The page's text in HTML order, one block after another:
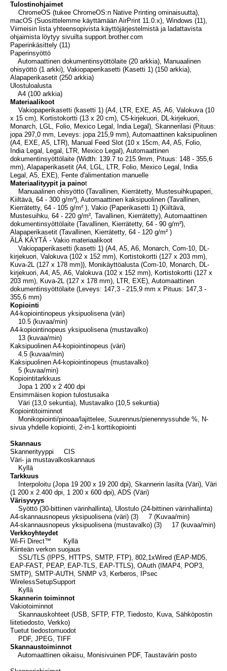
Tulostinohjaimet
ChromeOS (tukee ChromeOS:n Native Printing ominaisuutta),
macOS (Suosittelemme käyttämään AirPrint 11.0.x), Windows (11),
Viimeisin lista yhteensopivista käyttöjärjestelmistä ja ladattavista
ohjaimista löytyy sivuilta support.brother.com
Paperinkäsittely (11)
Paperinsyöttö
Automaattinen dokumentinsyöttölaite (20 arkkia), Manuaalinen
ohisyöttö (1 arkki), Vakiopaperikasetti (Kasetti 1) (150 arkkia),
Alapaperikasetit (250 arkkia)
Ulostuloalusta
A4 (100 arkkia)
Materiaalikoot
Vakiopaperikasetti (kasetti 1) (A4, LTR, EXE, A5, A6, Valokuva (10
x 15 cm), Kortistokortti (13 x 20 cm), C5-kirjekuori, DL-kirjekuori,
Monarch, LGL, Folio, Mexico Legal, India Legal), Skannerilasi (Pituus:
jopa 297,0 mm, Leveys: jopa 215,9 mm), Automaattinen kaksipuolinen
(A4, EXE, A5, LTR), Manual Feed Slot (10 x 15cm, A4, A5, Folio,
India Legal, Legal, LTR, Mexico Legal), Automaattinen
dokumentinsyöttölaite (Width: 139.7 to 215.9mm, Pituus: 148 - 355,6
mm), Alapaperikasetit (A4, LGL, LTR, Folio, Mexico Legal, India
Legal, A5, EXE), Fente d'alimentation manuelle
Materiaalityypit ja painot
Manuaalinen ohisyöttö (Tavallinen, Kierrätetty, Mustesuihkupaperi,
Kiiltävä, 64 - 300 g/m²), Automaattinen kaksipuolinen (Tavallinen,
Kierrätetty, 64 - 105 g/m² ), Vakio (Paperikasetti 1) (Kiiltävä,
Mustesuihku, 64 - 220 g/m², Tavallinen, Kierrätetty), Automaattinen
dokumentinsyöttölaite (Tavallinen, Kierrätetty, 64 - 90 g/m²),
Alapaperikasetit (Tavallinen, Kierrätetty, 64 - 120 g/m² )
ÄLÄ KÄYTÄ - Vakio materiaalikoot
Vakiopaperikasetti (kasetti 1) (A4, A5, A6, Monarch, Com-10, DL-
kirjekuori, Valokuva (102 x 152 mm), Kortistokortti (127 x 203 mm),
Kuva-2L (127 x 178 mm)), Monikäyttöalusta (Com-10, Monarch, DL-
kirjekuori, A4, A5, A6, Valokuva (102 x 152 mm), Kortistokortti (127 x
203 mm), Kuva-2L (127 x 178 mm), LTR, EXE), Automaattinen
dokumentinsyöttölaite (Leveys: 147,3 - 215,9 mm x Pituus: 147,3 -
355,6 mm)
Kopiointi
A4-kopiointinopeus yksipuolisena (väri)
10.5 (kuvaa/min)
A4-kopiointinopeus yksipuolisena (mustavalko)
13 (kuvaa/min)
Kaksipuolinen A4-kopiointinopeus (väri)
4.5 (kuvaa/min)
Kaksipuolinen A4-kopiointinopeus (mustavalko)
5 (kuvaa/min)
Kopiointitarkkuus
Jopa 1 200 x 2 400 dpi
Ensimmäisen kopion tulostusaika
Väri (13,0 sekuntia), Mustavalko (10,5 sekuntia)
Kopiointitoiminnot
Monikopiointi/pinoaa/lajittelee, Suurennus/pienennyssuhde %, N-
sivua yhdelle kopiointi, 2-in-1 korttikopiointi
Skannaus
Skannerityyppi CIS
Väri- ja mustavalkoskannaus
Kyllä
Tarkkuus
Interpoloitu (Jopa 19 200 x 19 200 dpi), Skannerin lasilta (Väri), Väri
(1 200 x 2.400 dpi, 1 200 x 600 dpi), ADS (Väri)
Värisyvyys
Syöttö (30-bittinen värinhallinta), Ulostulo (24-bittinen värinhallinta)
A4-skannausnopeus yksipuolisena (väri) (3) 7 (Kuvaa/min)
A4-skannausnopeus yksipuolisena (mustavalko) (3) 17 (kuvaa/min)
Verkkoyhteydet
Wi-Fi Direct™ Kyllä
Kiinteän verkon suojaus
SSL/TLS (IPPS, HTTPS, SMTP, FTP), 802,1xWired (EAP-MD5,
EAP-FAST, PEAP, EAP-TLS, EAP-TTLS), OAuth (IMAP4, POP3,
SMTP), SMTP-AUTH, SNMP v3, Kerberos, IPsec
WirelessSetupSupport
Kyllä
Skannerin toiminnot
Vakiotoiminnot
Skannauskohteet (USB, SFTP, FTP, Tiedosto, Kuva, Sähköpostin
liitetiedosto, Verkko)
Tuetut tiedostomuodot
PDF, JPEG, TIFF
Skannaustoiminnot
Automaattinen oikaisu, Monisivuinen PDF, Taustavärin posto